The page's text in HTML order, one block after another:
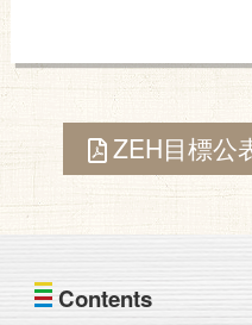
ZEH目標公
Contents